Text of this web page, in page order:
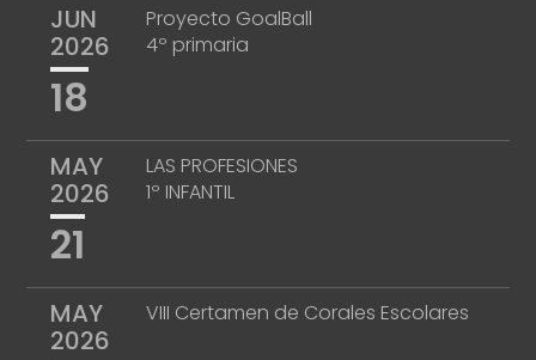
JUN
2026
18
Proyecto GoalBall
4º primaria
MAY
2026
21
LAS PROFESIONES
1º INFANTIL
MAY
2026
VIII Certamen de Corales Escolares